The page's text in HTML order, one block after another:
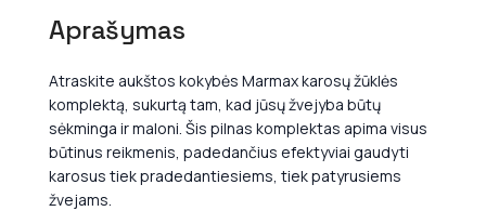
Aprašymas
Atraskite aukštos kokybės Marmax karosų žūklės
komplektą, sukurtą tam, kad jūsų žvejyba būtų
sėkminga ir maloni. Šis pilnas komplektas apima visus
būtinus reikmenis, padedančius efektyviai gaudyti
karosus tiek pradedantiesiems, tiek patyrusiems
žvejams.